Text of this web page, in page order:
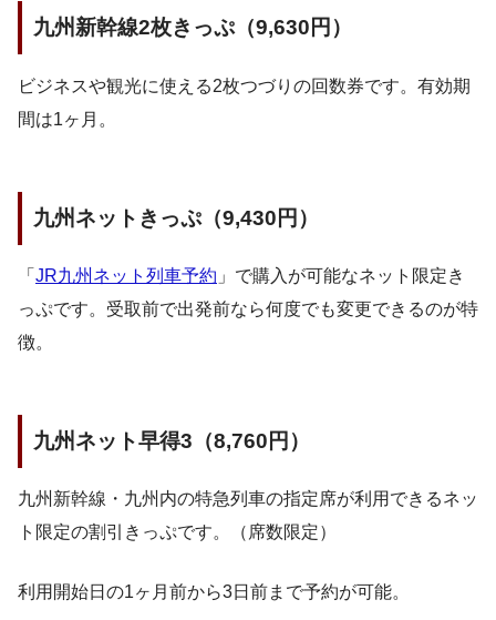
九州新幹線2枚きっぷ（9,630円）
ビジネスや観光に使える2枚つづりの回数券です。有効期
間は1ヶ月。
九州ネットきっぷ（9,430円）
「 JR九州ネット列車予約 」で購入が可能なネット限定き
っぷです。受取前で出発前なら何度でも変更できるのが特
徴。
九州ネット早得3（8,760円）
九州新幹線・九州内の特急列車の指定席が利用できるネッ
ト限定の割引きっぷです。（席数限定）
利用開始日の1ヶ月前から3日前まで予約が可能。